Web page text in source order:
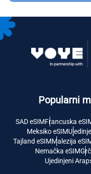
Popularni
SAD eSIMFrancuska
Meksiko eSIM
Tajland eSIMMalezija
Nemačka eSIM
Ujedinjeni